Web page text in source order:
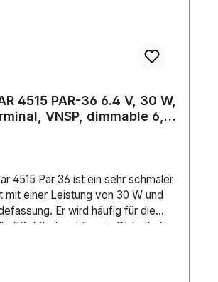
4515 PAR-36 6.4 V, 30 W,
VNSP, dimmable 6,4
4515 Par 36 ist ein sehr schmaler
mit einer Leistung von 30 W und
Er wird häufig für die
Effektbeleuchtung in Diskotheken